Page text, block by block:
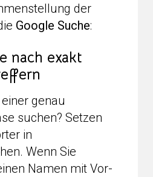
der
Google Suche:
nach exakt
genau
suchen? Setzen
in
Wenn Sie
Namen mit Vor-